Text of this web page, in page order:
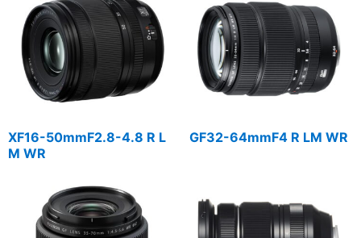
XF16-50mmF2.8-4.8 R L
M WR
GF32-64mmF4 R LM WR